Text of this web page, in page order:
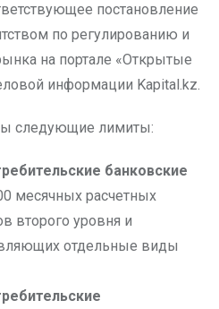
постановление
по регулированию и
на портале «Открытые
информации Kapital.kz.
следующие лимиты:
банковские
месячных расчетных
второго уровня и
отдельные виды